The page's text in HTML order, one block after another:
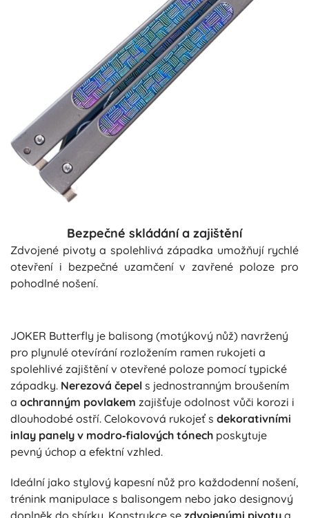
Bezpečné skládání a zajištění
Zdvojené pivoty a spolehlivá západka umožňují rychlé
otevření i bezpečné uzamčení v zavřené poloze pro
pohodlné nošení.
JOKER Butterfly je balisong (motýkový nůž) navržený
pro plynulé otevírání rozložením ramen rukojeti a
spolehlivé zajištění v otevřené poloze pomocí typické
západky. Nerezová čepel s jednostranným broušením
a ochranným povlakem zajišťuje odolnost vůči korozi i
dlouhodobé ostří. Celokovová rukojeť s dekorativními
inlay panely v modro‑fialových tónech poskytuje
pevný úchop a efektní vzhled.
Ideální jako stylový kapesní nůž pro každodenní nošení,
trénink manipulace s balisongem nebo jako designový